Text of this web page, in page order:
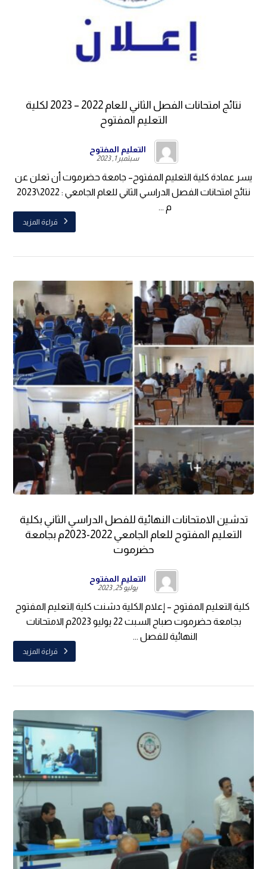
نتائج امتحانات الفصل الثاني للعام 2022 – 2023 لكلية
التعليم المفتوح
التعليم المفتوح
سبتمبر 1, 2023
يسر عمادة كلية التعليم المفتوح– جامعة حضرموت أن تعلن عن
نتائج امتحانات الفصل الدراسي الثاني للعام الجامعي : 2022\2023
م ...
قراءة المزيد
تدشين الامتحانات النهائية للفصل الدراسي الثاني بكلية
التعليم المفتوح للعام الجامعي 2022-2023م بجامعة
حضرموت
التعليم المفتوح
يوليو 25, 2023
كلية التعليم المفتوح – إعلام الكلية دشنت كلية التعليم المفتوح
بجامعة حضرموت صباح السبت 22 يوليو 2023م الامتحانات
النهائية للفصل ...
قراءة المزيد